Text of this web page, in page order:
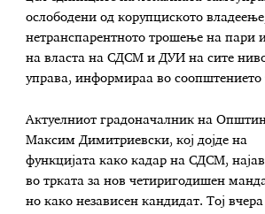
ослободени од корупциското
нетранспарентното трошење на пари
на власта на СДСМ и ДУИ на сите
управа, информираа во соопштението
Актуелниот градоначалник на
Максим Димитриевски, кој дојде на
функцијата како кадар на СДСМ,
во трката за нов четиригодишен
но како независен кандидат. Тој